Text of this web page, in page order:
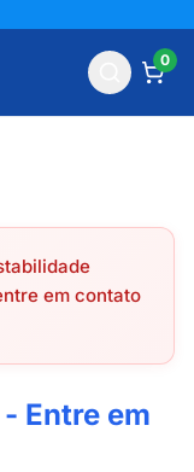
0
em contato
Entre em